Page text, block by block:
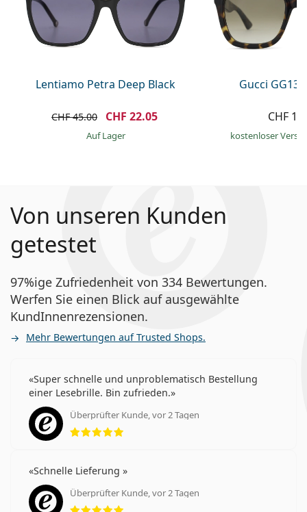
Lentiamo Petra Deep Black
CHF 45.00 CHF 22.05
auf Lager
Gucci
CHF
kostenloser
Von unseren Kunden
getestet
97%ige Zufriedenheit von 334 Bewertungen.
Werfen Sie einen Blick auf ausgewählte
KundInnenrezensionen.
Mehr Bewertungen auf Trusted Shops.
Super schnelle und unproblematisch Bestellung
einer Lesebrille. Bin zufrieden.
Überprüfter Kunde, vor 2 Tagen
Bewertung 5 aus 5
Schnelle Lieferung
Überprüfter Kunde, vor 2 Tagen
Bewertung 5 aus 5